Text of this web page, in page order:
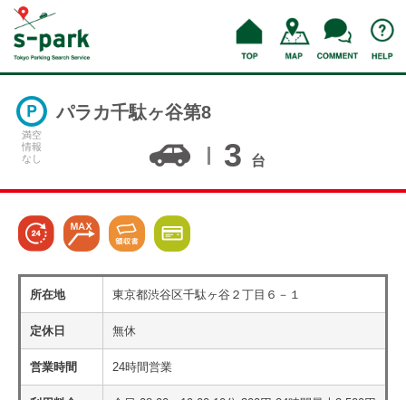
満空
情報
なし
パラカ千駄ヶ谷第8
3 台
所在地 東京都渋谷区千駄ヶ谷２丁目６－１
定休日 無休
営業時間 24時間営業